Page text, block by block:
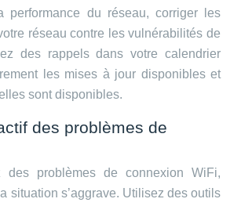
performance du réseau, corriger les
réseau contre les vulnérabilités de
des rappels dans votre calendrier
les mises à jour disponibles et
sont disponibles.
des problèmes de
des problèmes de connexion WiFi,
situation s’aggrave. Utilisez des outils